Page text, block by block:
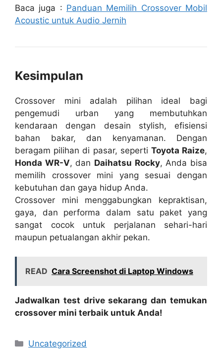
Baca juga : Panduan Memilih Crossover Mobil
Acoustic untuk Audio Jernih
Kesimpulan
Crossover mini adalah pilihan ideal bagi
pengemudi urban yang membutuhkan
kendaraan dengan desain stylish, efisiensi
bahan bakar, dan kenyamanan. Dengan
beragam pilihan di pasar, seperti Toyota Raize,
Honda WR-V, dan Daihatsu Rocky, Anda bisa
memilih crossover mini yang sesuai dengan
kebutuhan dan gaya hidup Anda.
Crossover mini menggabungkan kepraktisan,
gaya, dan performa dalam satu paket yang
sangat cocok untuk perjalanan sehari-hari
maupun petualangan akhir pekan.
READ Cara Screenshot di Laptop Windows
Jadwalkan test drive sekarang dan temukan
crossover mini terbaik untuk Anda!
Kategori
Uncategorized